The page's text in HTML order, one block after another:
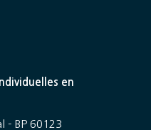
en
- BP 60123